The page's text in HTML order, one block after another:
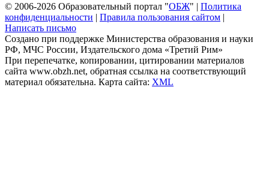
© 2006-2026 Образовательный портал "ОБЖ" | Политика
конфиденциальности | Правила пользования сайтом |
Написать письмо
Создано при поддержке Министерства образования и науки
РФ, МЧС России, Издательского дома «Третий Рим»
При перепечатке, копировании, цитировании материалов
сайта www.obzh.net, обратная ссылка на соответствующий
материал обязательна. Карта сайта: XML